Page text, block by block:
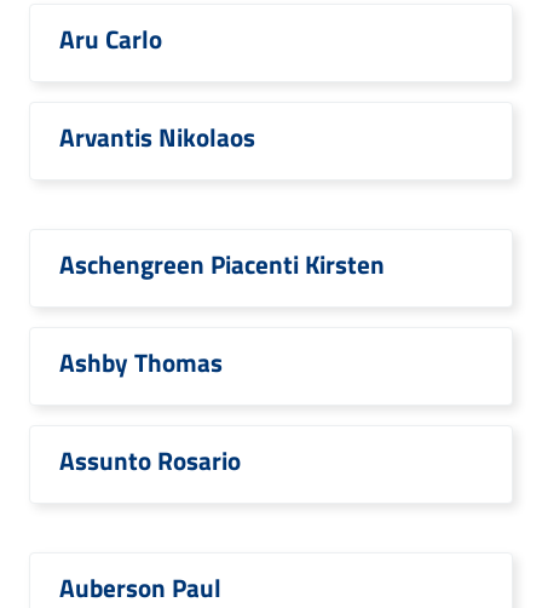
Aru Carlo
Arvantis Nikolaos
Aschengreen Piacenti Kirsten
Ashby Thomas
Assunto Rosario
Auberson Paul